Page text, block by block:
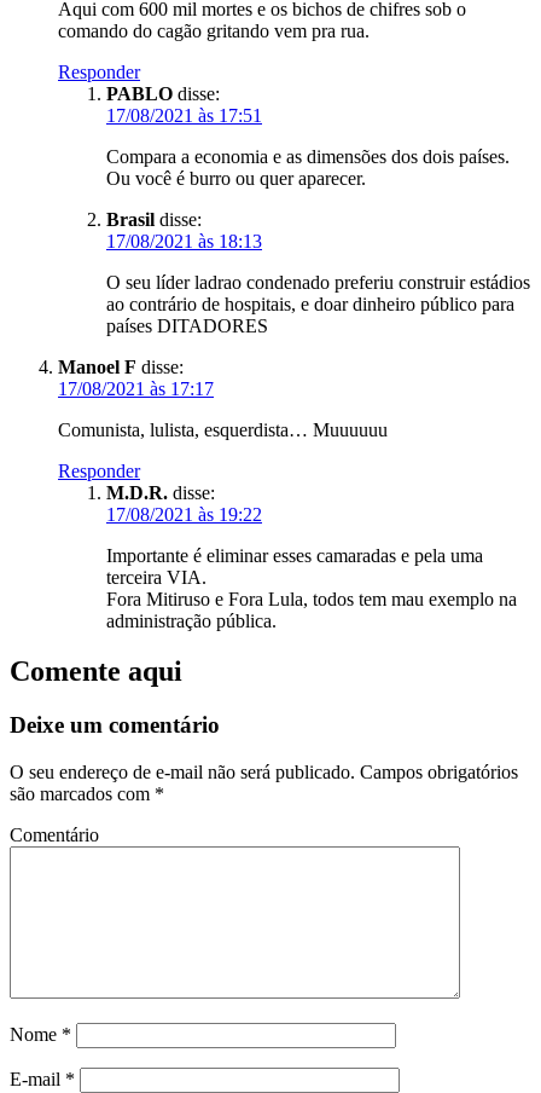
Aqui com 600 mil mortes e os bichos de chifres sob o
comando do cagão gritando vem pra rua.
Responder
PABLO disse:
17/08/2021 às 17:51
Compara a economia e as dimensões dos dois países.
Ou você é burro ou quer aparecer.
Brasil disse:
17/08/2021 às 18:13
O seu líder ladrao condenado preferiu construir estádios
ao contrário de hospitais, e doar dinheiro público para
países DITADORES
Manoel F disse:
17/08/2021 às 17:17
Comunista, lulista, esquerdista… Muuuuuu
Responder
M.D.R. disse:
17/08/2021 às 19:22
Importante é eliminar esses camaradas e pela uma
terceira VIA.
Fora Mitiruso e Fora Lula, todos tem mau exemplo na
administração pública.
Comente aqui
Deixe um comentário
O seu endereço de e-mail não será publicado. Campos obrigatórios
são marcados com *
Comentário
Nome *
E-mail *